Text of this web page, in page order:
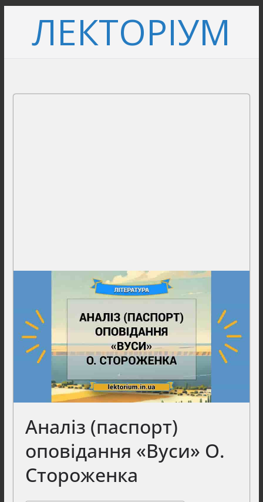
вмістуЛЕКТОРІУМ
Аналіз (паспорт)
оповідання «Вуси» О.
Стороженка